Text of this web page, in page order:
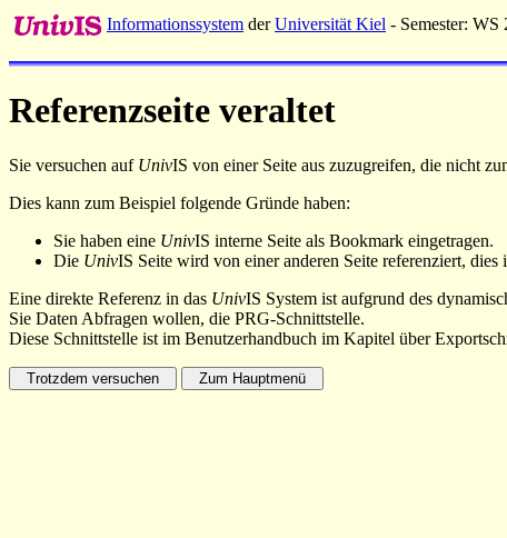
Informationssystem derUniversität Kiel - Semester: WS
Referenzseite veraltet
Sie versuchen auf UnivIS von einer Seite aus zuzugreifen, die nicht
Dies kann zum Beispiel folgende Gründe haben:
Sie haben eine UnivIS interne Seite als Bookmark eingetragen.
Die UnivIS Seite wird von einer anderen Seite referenziert, dies
Eine direkte Referenz in das UnivIS System ist aufgrund des
Sie Daten Abfragen wollen, die PRG-Schnittstelle.
Diese Schnittstelle ist im Benutzerhandbuch im Kapitel über